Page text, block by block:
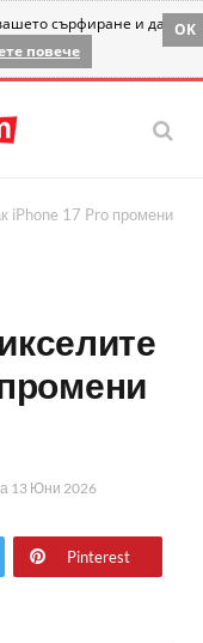
сърфиране и да
повече
OK
iPhone 17 Pro промени
13 Юни 2026
Pinterest